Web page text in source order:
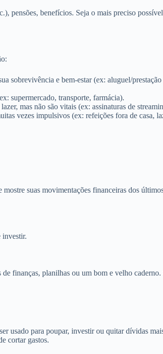
pensões, benefícios. Seja o mais preciso
sobrevivência e bem-estar (ex: aluguel/
supermercado, transporte, farmácia).
mas não são vitais (ex: assinaturas de
vezes impulsivos (ex: refeições fora de casa,
suas movimentações financeiras dos
investir.
finanças, planilhas ou um bom e velho
usado para poupar, investir ou quitar dívidas
cortar gastos.